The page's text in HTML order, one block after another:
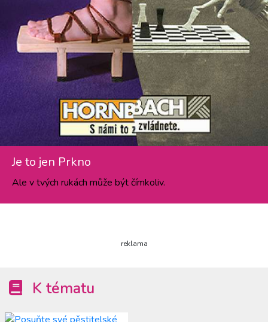
Je to jen Prkno
Ale v tvých rukách může být čímkoliv.
reklama
K tématu